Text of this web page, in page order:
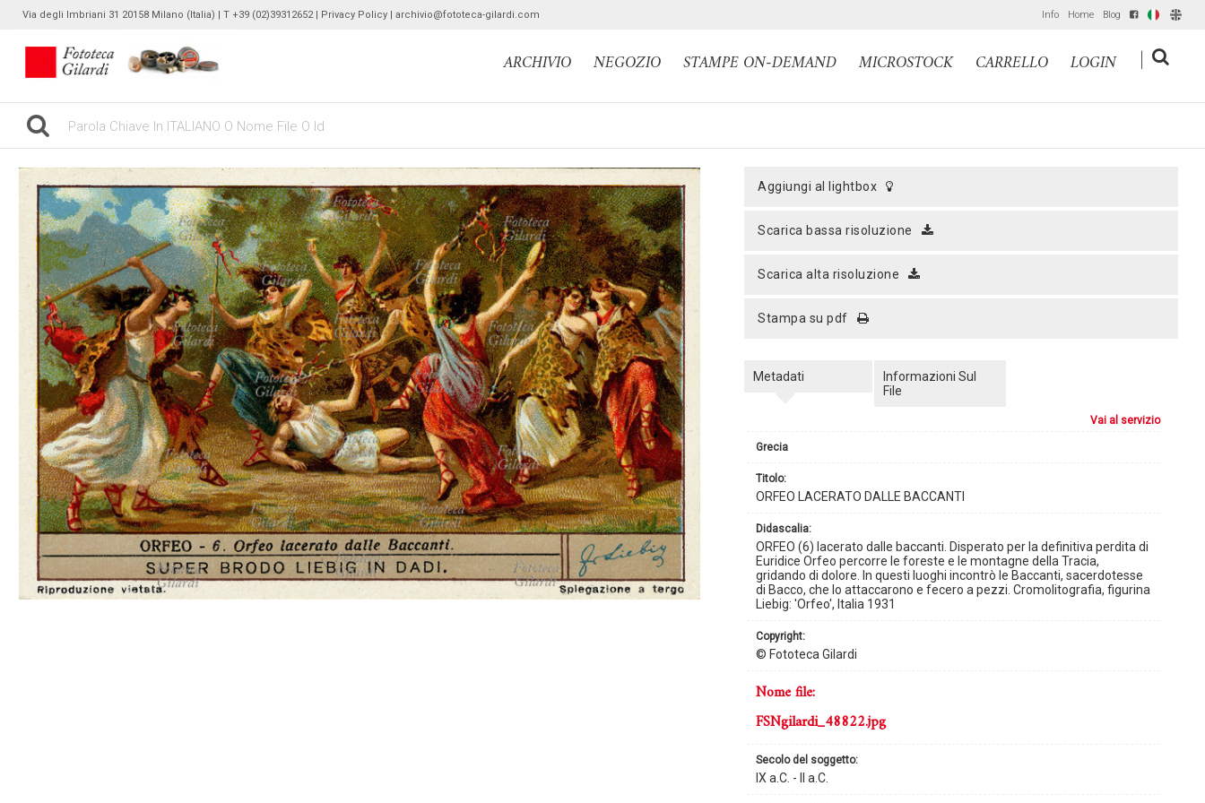
Via degli Imbriani 31 20158 Milano (Italia) | T +39 (02)39312652 | Privacy Policy | archivio@fototeca-gilardi.com Info Home Blog IT EN
gilardinew ARCHIVIO NEGOZIO STAMPE ON-DEMAND MICROSTOCK CARRELLO LOGIN |
aggiungi al lightbox
scarica bassa risoluzione
scarica alta risoluzione
stampa su pdf
Metadati
vai al servizio
Grecia
titolo:
ORFEO LACERATO DALLE BACCANTI
didascalia:
ORFEO (6) lacerato dalle baccanti. Disperato per la definitiva perdita di
Euridice Orfeo percorre le foreste e le montagne della Tracia,
gridando di dolore. In questi luoghi incontrò le Baccanti, sacerdotesse
di Bacco, che lo attaccarono e fecero a pezzi. Cromolitografia, figurina
Liebig: 'Orfeo', Italia 1931
copyright:
© Fototeca Gilardi
secolo del soggetto:
IX a.C. - II a.C.
nome file:
FSNgilardi_48822.jpg
Informazioni Sul
File